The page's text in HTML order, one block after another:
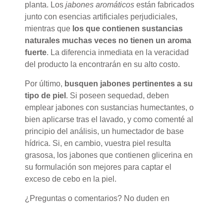
planta. Los jabones aromáticos están fabricados
junto con esencias artificiales perjudiciales,
mientras que los que contienen sustancias
naturales muchas veces no tienen un aroma
fuerte. La diferencia inmediata en la veracidad
del producto la encontrarán en su alto costo.
Por último, busquen jabones pertinentes a su
tipo de piel . Si poseen sequedad, deben
emplear jabones con sustancias humectantes, o
bien aplicarse tras el lavado, y como comenté al
principio del análisis, un humectador de base
hídrica. Si, en cambio, vuestra piel resulta
grasosa, los jabones que contienen glicerina en
su formulación son mejores para captar el
exceso de cebo en la piel.
¿Preguntas o comentarios? No duden en